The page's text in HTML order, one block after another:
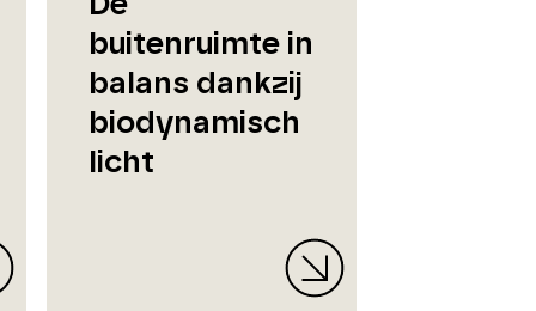
buitenruimte in
balans dankzij
biodynamisch
licht